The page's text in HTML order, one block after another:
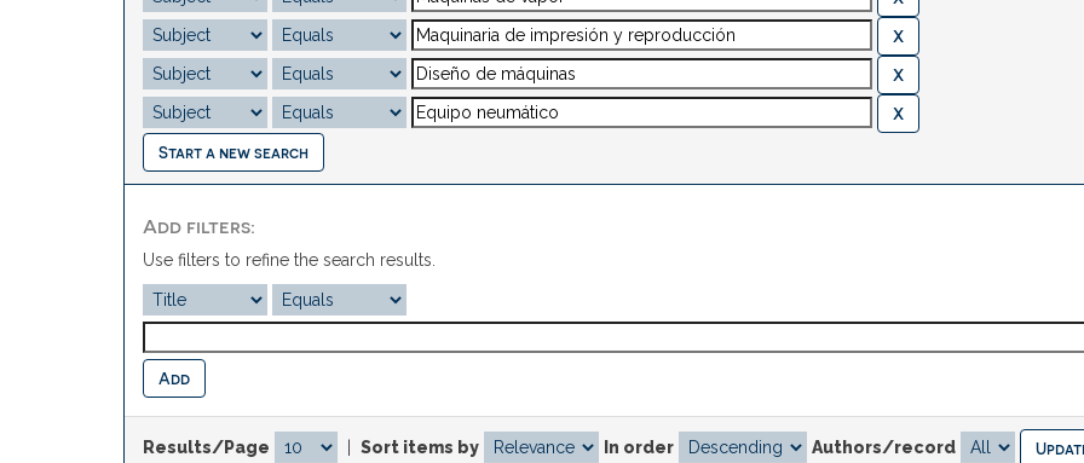
Start a new search
Add filters:
Use filters to refine the search results.
Results/Page Sort items by In order Authors/record